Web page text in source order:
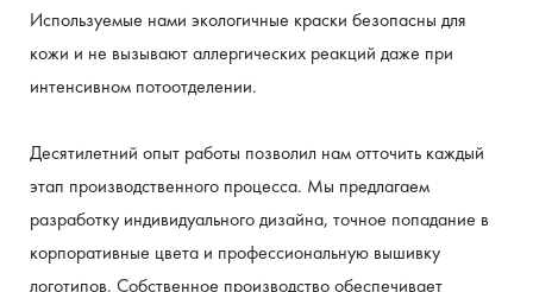
Используемые нами экологичные краски безопасны для
кожи и не вызывают аллергических реакций даже при
интенсивном потоотделении.
Десятилетний опыт работы позволил нам отточить каждый
этап производственного процесса. Мы предлагаем
разработку индивидуального дизайна, точное попадание в
корпоративные цвета и профессиональную вышивку
логотипов. Собственное производство обеспечивает